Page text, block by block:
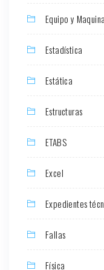
Equipo y
Estadística
Estática
Estructuras
ETABS
Excel
Expedientes
Fallas
Física